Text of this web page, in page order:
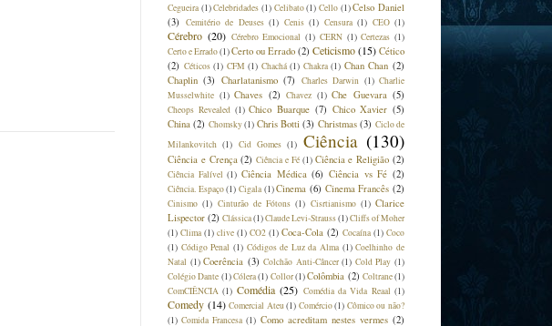
Cegueira (1) Celebridades (1) Celibato (1) Cello (1) Celso Daniel
(3)
Cemitério de Deuses (1) Cenis (1) Censura (1) CEO (1)
Cérebro (20) Cérebro Emocional (1) CERN (1) Certezas (1)
Certo e Errado(1)Certo ou Errado (2) Ceticismo(15) Cético
(2) Céticos (1) CFM (1) Chachá (1) Chakra (1) Chan Chan (2)
Chaplin (3) Charlatanismo (7) Charles Darwin (1) Charlie
Musselwhite (1) Chaves (2) Chavez (1) Che Guevara (5)
Cheops Revealed (1) Chico Buarque (7) Chico Xavier (5)
China (2) Chomsky(1) Chris Botti (3) Christmas (3) Ciclo de
Milankovitch (1) Cid Gomes (1) Ciência (130)
Ciência e Crença (2) Ciência e Fé (1) Ciência e Religião (2)
Ciência Falível (1) Ciência Médica (6) Ciência vs Fé (2)
Ciência. Espaço (1) Cigala (1) Cinema (6) Cinema Francês (2)
Cinismo (1) Cinturão de Fótons (1) Cisrtianismo (1) Clarice
Lispector (2) Clássica(1)Claude Levi-Strauss(1)Cliffs of Moher
(1) Clima (1) clive (1) CO2 (1) Coca-Cola (2) Cocaína (1) Coco
(1) Código Penal (1) Códigos de Luz da Alma (1) Coelhinho de
Natal (1) Coerência (3) Colchão Anti-Câncer (1) Cold Play (1)
Colégio Dante (1)Cólera(1) Collor(1)Colômbia (2) Coltrane(1)
ComCIÊNCIA (1) Comédia (25) Comédia da Vida Reaal (1)
Comedy (14) Comercial Ateu(1) Comércio(1) Cômico ou não?
(1) Comida Francesa (1) Como acreditam nestes vermes (2)